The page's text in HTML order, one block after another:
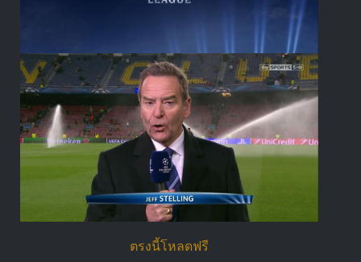
ตรงนี้โหลดฟรี